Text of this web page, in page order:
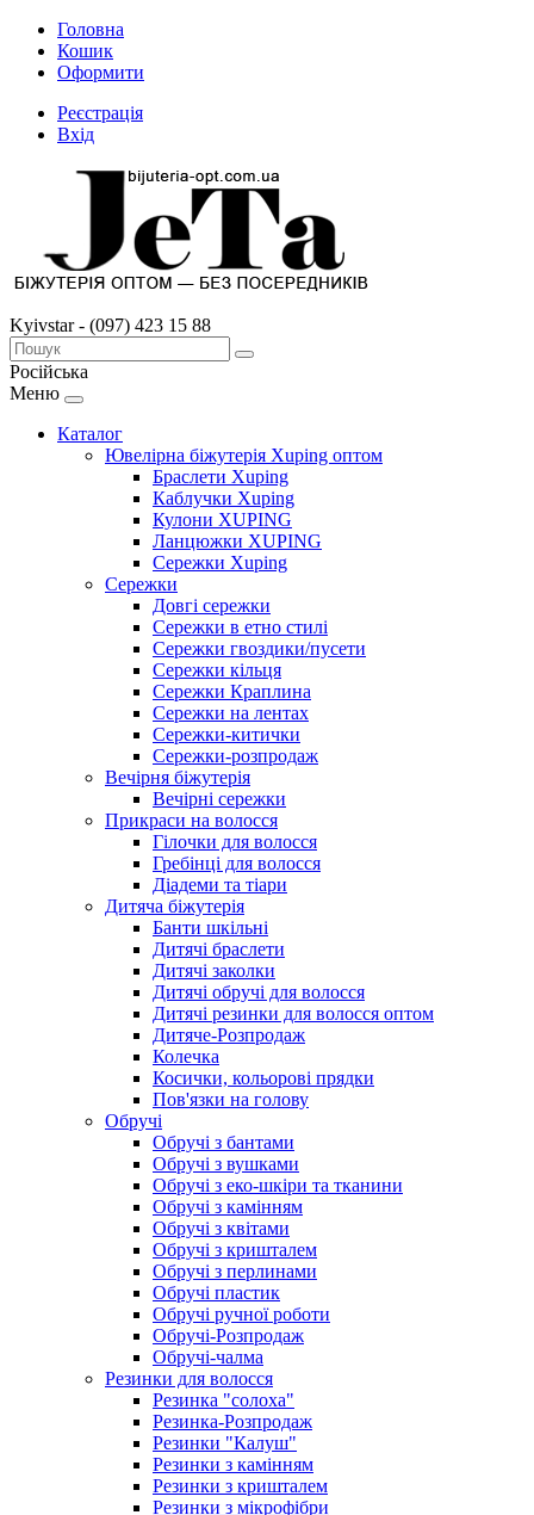
Головна
Кошик
Оформити
Реєстрація
Вхід
Kyivstar - (097) 423 15 88
Російська
Меню
Каталог
Ювелірна біжутерія Xuping оптом
Браслети Xuping
Каблучки Xuping
Кулони XUPING
Ланцюжки XUPING
Сережки Xuping
Сережки
Довгі сережки
Сережки в етно стилі
Сережки гвоздики/пусети
Сережки кільця
Сережки Краплина
Сережки на лентах
Сережки-китички
Сережки-розпродаж
Вечірня біжутерія
Вечірні сережки
Прикраси на волосся
Гілочки для волосся
Гребінці для волосся
Діадеми та тіари
Дитяча біжутерія
Банти шкільні
Дитячі браслети
Дитячі заколки
Дитячі обручі для волосся
Дитячі резинки для волосся оптом
Дитяче-Розпродаж
Колечка
Косички, кольорові прядки
Пов'язки на голову
Обручі
Обручі з бантами
Обручі з вушками
Обручі з еко-шкіри та тканини
Обручі з камінням
Обручі з квітами
Обручі з кришталем
Обручі з перлинами
Обручі пластик
Обручі ручної роботи
Обручі-Розпродаж
Обручі-чалма
Резинки для волосся
Резинка "солоха"
Резинка-Розпродаж
Резинки "Калуш"
Резинки з камінням
Резинки з кришталем
Резинки з мікрофібри